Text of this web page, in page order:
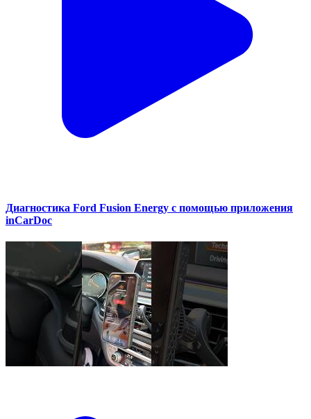
Диагностика Ford Fusion Energy с помощью приложения
inCarDoc